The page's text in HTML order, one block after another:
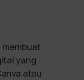
membuat
yang
atau